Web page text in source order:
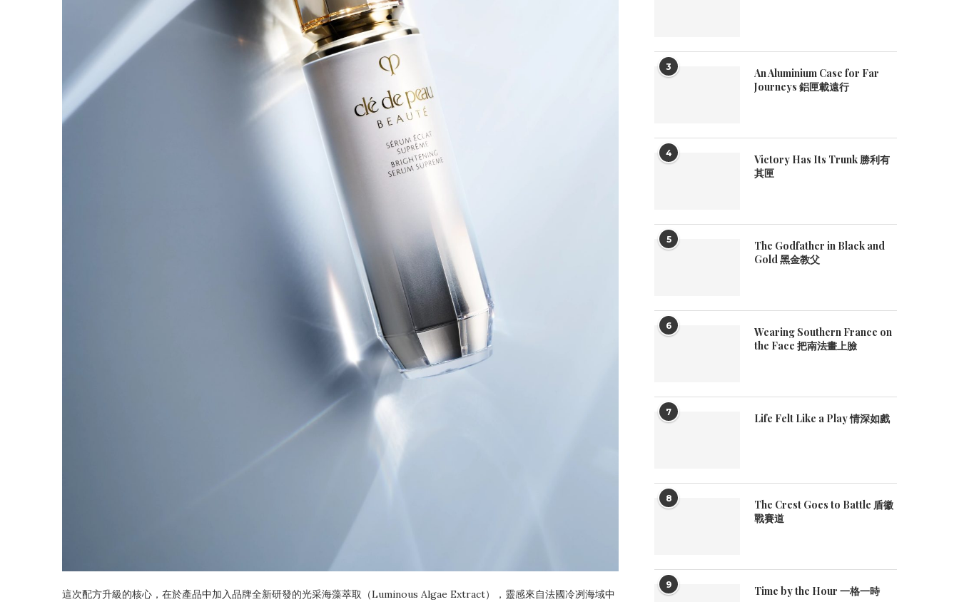
這次配方升級的核心，在於產品中加入品牌全新研發的光采海藻萃取（Luminous Algae Extract），靈感來自法國冷冽海域中
3
An Aluminium Case for Far
Journeys 鋁匣載遠行
4
Victory Has Its Trunk 勝利有
其匣
5
The Godfather in Black and
Gold 黑金教父
6
Wearing Southern France on
the Face 把南法畫上臉
7 Life Felt Like a Play 情深如戲
8
The Crest Goes to Battle 盾徽
戰賽道
9 Time by the Hour 一格一時